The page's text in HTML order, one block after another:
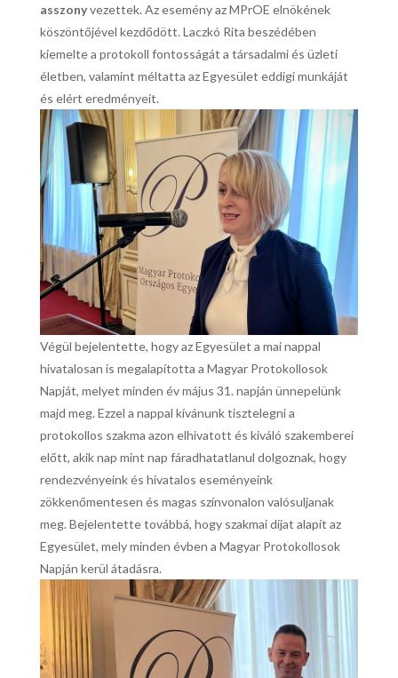
asszonyvezettek. Az esemény az MPrOE elnökének
köszöntőjével kezdődött. Laczkó Rita beszédében
kiemelte a protokoll fontosságát a társadalmi és üzleti
életben, valamint méltatta az Egyesület eddigi munkáját
és elért eredményeit.
Végül bejelentette, hogy az Egyesület a mai nappal
hivatalosan is megalapította a Magyar Protokollosok
Napját, melyet minden év május 31. napján ünnepelünk
majd meg. Ezzel a nappal kívánunk tisztelegni a
protokollos szakma azon elhivatott és kiváló szakemberei
előtt, akik nap mint nap fáradhatatlanul dolgoznak, hogy
rendezvényeink és hivatalos eseményeink
zökkenőmentesen és magas színvonalon valósuljanak
meg. Bejelentette továbbá, hogy szakmai díjat alapít az
Egyesület, mely minden évben a Magyar Protokollosok
Napján kerül átadásra.